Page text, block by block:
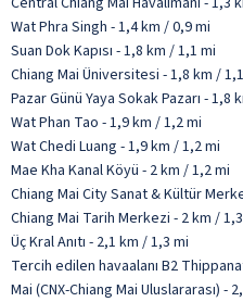
Wat Phra Singh - 1,4 km / 0,9 mi
Suan Dok Kapısı - 1,8 km / 1,1 mi
Chiang Mai Üniversitesi - 1,8 km /
Pazar Günü Yaya Sokak Pazarı - 1,8
Wat Phan Tao - 1,9 km / 1,2 mi
Wat Chedi Luang - 1,9 km / 1,2 mi
Mae Kha Kanal Köyü - 2 km / 1,2 mi
Chiang Mai City Sanat & Kültür
Chiang Mai Tarih Merkezi - 2 km /
Üç Kral Anıtı - 2,1 km / 1,3 mi
Tercih edilen havaalanı B2
Mai (CNX-Chiang Mai Uluslararası)